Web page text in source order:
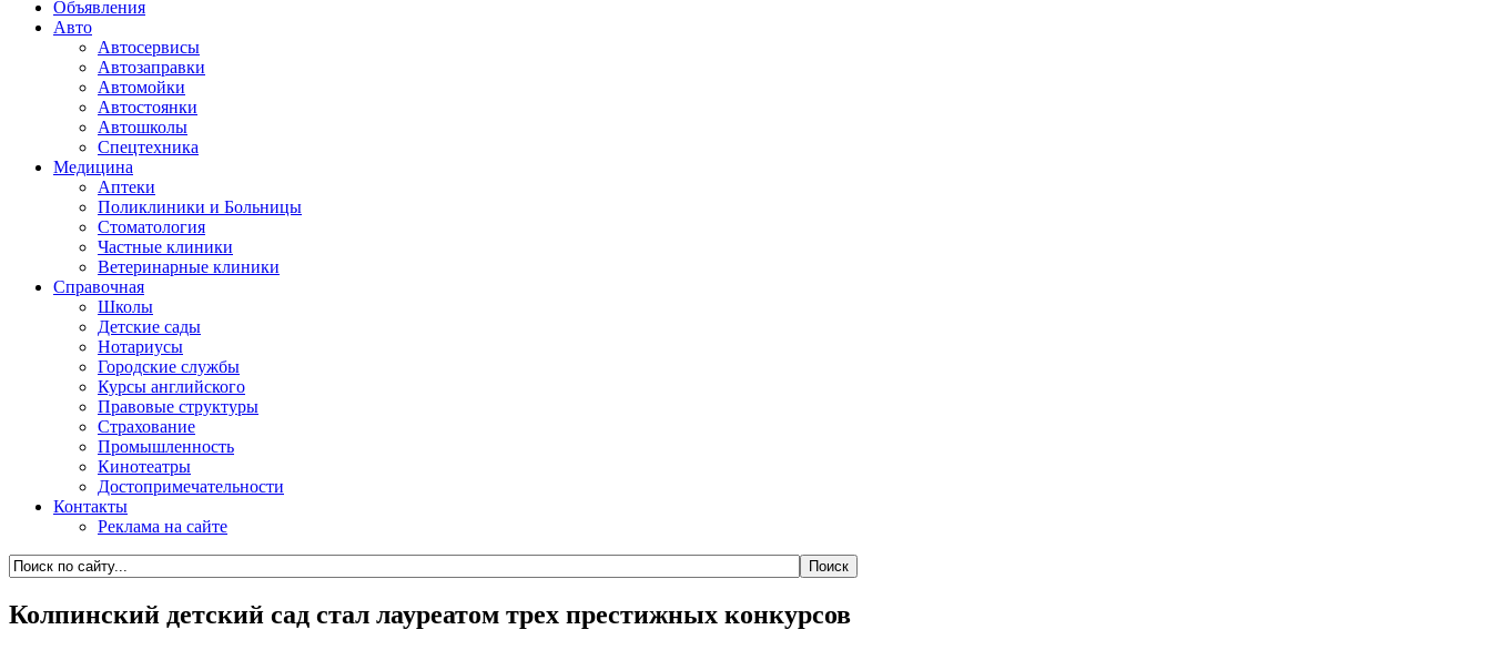
Объявления
Авто
Автосервисы
Автозаправки
Автомойки
Автостоянки
Автошколы
Спецтехника
Медицина
Аптеки
Поликлиники и Больницы
Стоматология
Частные клиники
Ветеринарные клиники
Справочная
Школы
Детские сады
Нотариусы
Городские службы
Курсы английского
Правовые структуры
Страхование
Промышленность
Кинотеатры
Достопримечательности
Контакты
Реклама на сайте
Колпинский детский сад стал лауреатом трех престижных конкурсов